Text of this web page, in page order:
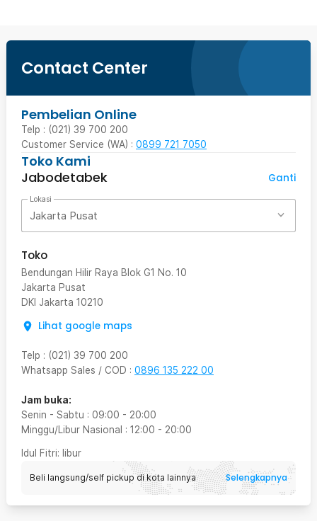
Contact Center
Pembelian Online
Telp : (021) 39 700 200
Customer Service (WA) : 0899 721 7050
Toko Kami
Jabodetabek
Ganti
Lokasi
Jakarta Pusat
Toko
Bendungan Hilir Raya Blok G1 No. 10
Jakarta Pusat
DKI Jakarta 10210
Lihat google maps
Telp : (021) 39 700 200
Whatsapp Sales / COD : 0896 135 222 00
Jam buka:
Senin - Sabtu : 09:00 - 20:00
Minggu/Libur Nasional : 12:00 - 20:00
Idul Fitri: libur
Beli langsung/self pickup di kota lainnya Selengkapnya